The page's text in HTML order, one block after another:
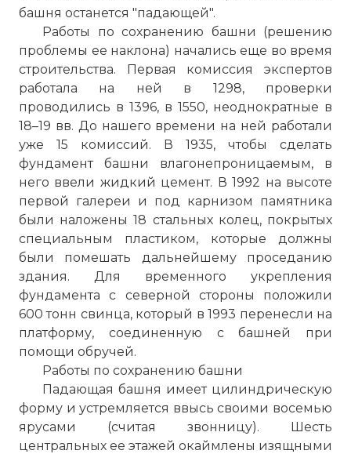
башня останется "падающей".
Работы по сохранению башни (решению
проблемы ее наклона) начались еще во время
строительства. Первая комиссия экспертов
работала на ней в 1298, проверки
проводились в 1396, в 1550, неоднократные в
18–19 вв. До нашего времени на ней работали
уже 15 комиссий. В 1935, чтобы сделать
фундамент башни влагонепроницаемым, в
него ввели жидкий цемент. В 1992 на высоте
первой галереи и под карнизом памятника
были наложены 18 стальных колец, покрытых
специальным пластиком, которые должны
были помешать дальнейшему проседанию
здания. Для временного укрепления
фундамента с северной стороны положили
600 тонн свинца, который в 1993 перенесли на
платформу, соединенную с башней при
помощи обручей.
Работы по сохранению башни
Падающая башня имеет цилиндрическую
форму и устремляется ввысь своими восемью
ярусами (считая звонницу). Шесть
центральных ее этажей окаймлены изящными